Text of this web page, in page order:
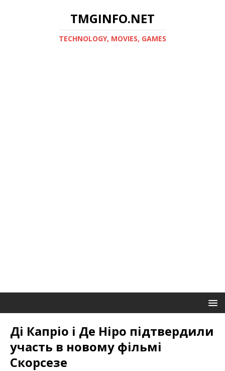
TMGINFO.NET
ТECHNOLOGY, MOVIES, GAMES
Ді Капріо і Де Ніро підтвердили
участь в новому фільмі
Скорсезе